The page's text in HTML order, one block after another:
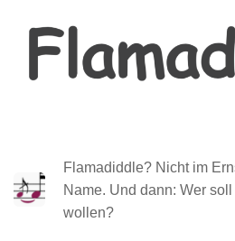
Flamadiddle? Nicht im
Name. Und dann: Wer
wollen?